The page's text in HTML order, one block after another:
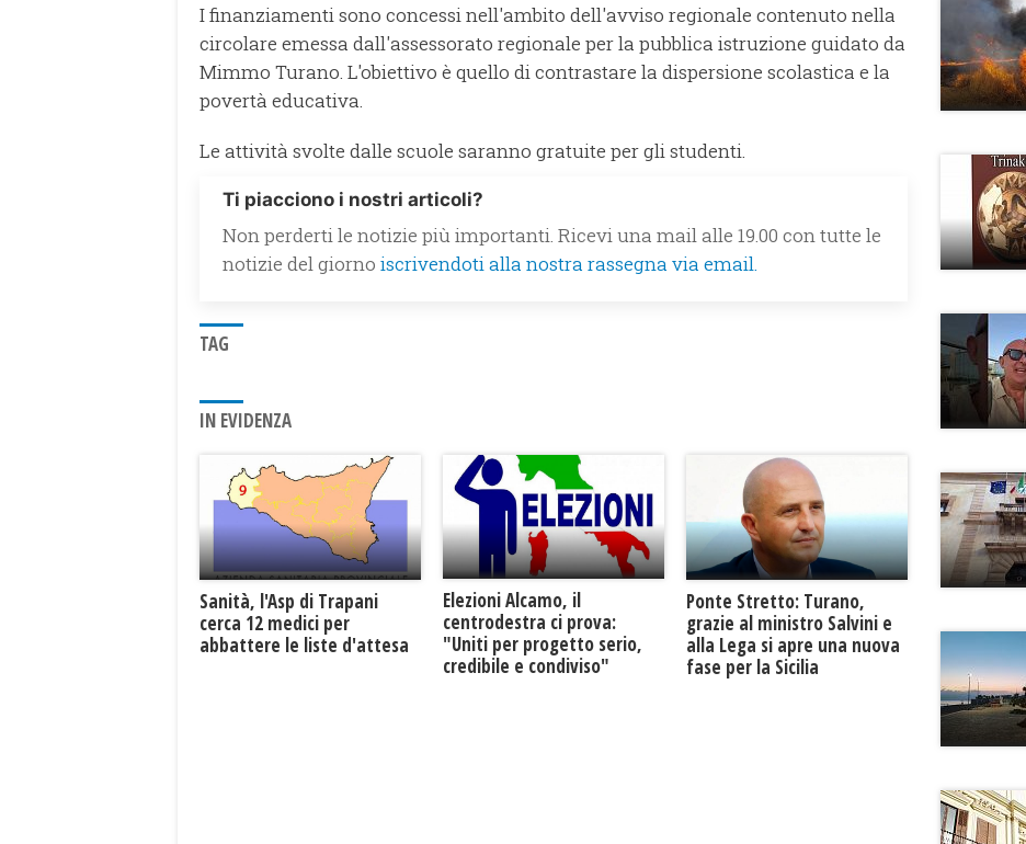
I finanziamenti sono concessi nell'ambito dell'avviso regionale contenuto nella
circolare emessa dall'assessorato regionale per la pubblica istruzione guidato da
Mimmo Turano. L'obiettivo è quello di contrastare la dispersione scolastica e la
povertà educativa.
Le attività svolte dalle scuole saranno gratuite per gli studenti.
Ti piacciono i nostri articoli?
Non perderti le notizie più importanti. Ricevi una mail alle 19.00 con tutte le
notizie del giorno iscrivendoti alla nostra rassegna via email.
TAG
IN EVIDENZA
Sanità, l'Asp di Trapani
cerca 12 medici per
abbattere le liste d'attesa
Elezioni Alcamo, il
centrodestra ci prova:
"Uniti per progetto serio,
credibile e condiviso"
Ponte Stretto: Turano,
grazie al ministro Salvini e
alla Lega si apre una nuova
fase per la Sicilia